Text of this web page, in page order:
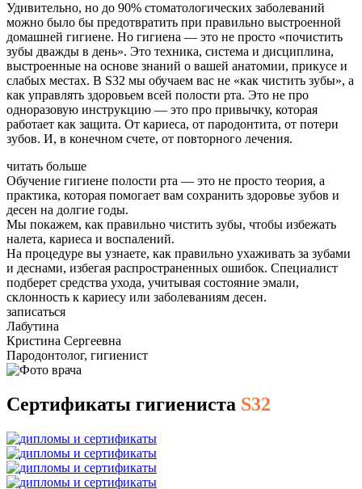
Удивительно, но до 90% стоматологических заболеваний
можно было бы предотвратить при правильно выстроенной
домашней гигиене. Но гигиена — это не просто «почистить
зубы дважды в день». Это техника, система и дисциплина,
выстроенные на основе знаний о вашей анатомии, прикусе и
слабых местах. В S32 мы обучаем вас не «как чистить зубы», а
как управлять здоровьем всей полости рта. Это не про
одноразовую инструкцию — это про привычку, которая
работает как защита. От кариеса, от пародонтита, от потери
зубов. И, в конечном счете, от повторного лечения.
читать больше
Обучение гигиене полости рта — это не просто теория, а
практика, которая помогает вам сохранить здоровье зубов и
десен на долгие годы.
Мы покажем, как правильно чистить зубы, чтобы избежать
налета, кариеса и воспалений.
На процедуре вы узнаете, как правильно ухаживать за зубами
и деснами, избегая распространенных ошибок. Специалист
подберет средства ухода, учитывая состояние эмали,
склонность к кариесу или заболеваниям десен.
записаться
Лабутина
Кристина Сергеевна
Пародонтолог, гигиенист
Сертификаты гигиениста S32